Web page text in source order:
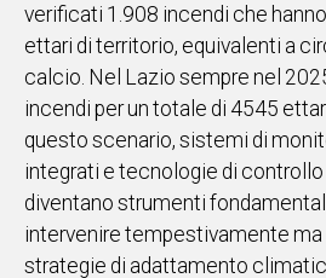
verificati 1.908 incendi che
ettari di territorio, equivalenti a
calcio. Nel Lazio sempre nel
incendi per un totale di 4545
questo scenario, sistemi di
integrati e tecnologie di
diventano strumenti
intervenire tempestivamente ma
strategie di adattamento